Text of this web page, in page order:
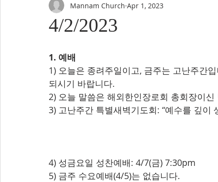
YOUTH GROUP 유초등부 CHILDREN'S MINISTRY
4/2/2023
Mannam Church Apr 1, 2023
1. 예배
1) 오늘은 종려주일이고, 금주는 고난주간
되시기 바랍니다.
2) 오늘 말씀은 해외한인장로회 총회장이
3) 고난주간 특별새벽기도회: “예수를 깊이
4) 성금요일 성찬예배: 4/7(금) 7:30pm
5) 금주 수요예배(4/5)는 없습니다.